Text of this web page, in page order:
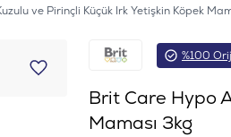
ve Pirinçli Küçük Irk Yetişkin Köpek
%100
Brit Care Hypo
Maması 3kg